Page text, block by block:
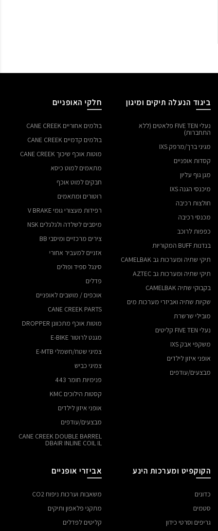
ביגוד הנעלה תיקים ומיגון
נעלי FIVE TEN פלאטים (ללא
התחברות)
מגיני ברך/מרפק IXS
קסדות אופניים
מגן גוף עליון
מיכנסי הגנה IXS
חולצות רכיבה
מכנסי רכיבה
כפפות לרוכב
בנדנות BUFF המקוריות
תיקי שתיה ומערכות גב CAMELBAK
תיקי שתיה ומערכות גב AZTEC
בקבוקי שתיה CAMELBAK
שקיות שתיה ואביזרי מערכות מים
מובילי שרשרת
נעלי FIVE TEN קליטים
משקפי אבק IXS
אופני איזון לילדים
מבצעים/עודפים
חלקי האופניים
בולמים אחוריים CANE CREEK
בולמים קדמיים CANE CREEK
מוטות אוכף שיכוך CANE CREEK
מתאמים למוט כיסא
חבקים למוט אוכף
רוטורים ומתאמים
רפידות מעצורי גומי V BRAKE
מיסבים לשלדה ולגלגלים NSK
צירים מרכזיים ומיסבי BB
אזניים למעביר אחורי
סינגל ספיד ופולים
פדלים
אוכפים / מושבים לאופניים
CANE CREEK PARTS
מוטות אוכף מתכוונן DROPPER
מגנט לרוטור E-BIKE
צמיגי שטח/חשמלי E-MTB
צמיגי כביש
פנימיות חומר 443
קסטות הילוכים KMC
אופני איזון לילדים
מבצעים/עודפים
CANE CREEK DOUBLE BARREL
DBAIR INLINE COIL IL
הקוקפיט ומערכות הינע
כדונים
סטמים
גריפים וסרטי כידון
אביזרי אופניים
משאבות וערכות ניפוח CO2
מתקני פלאפון ותיקים
קליטים לפדלים